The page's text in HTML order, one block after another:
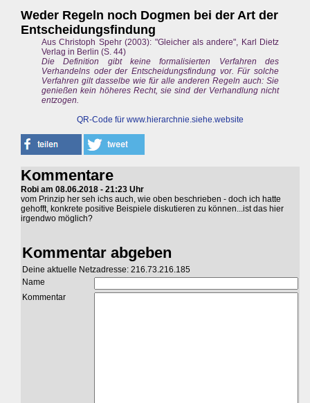
Weder Regeln noch Dogmen bei der Art der
Entscheidungsfindung
Aus Christoph Spehr (2003): "Gleicher als andere", Karl Dietz
Verlag in Berlin (S. 44)
Die Definition gibt keine formalisierten Verfahren des
Verhandelns oder der Entscheidungsfindung vor. Für solche
Verfahren gilt dasselbe wie für alle anderen Regeln auch: Sie
genießen kein höheres Recht, sie sind der Verhandlung nicht
entzogen.
QR-Code fürwww.hierarchnie.siehe.website
Kommentare
Robi am 08.06.2018 - 21:23 Uhr
vom Prinzip her seh ichs auch, wie oben beschrieben - doch ich hatte
gehofft, konkrete positive Beispiele diskutieren zu können...ist das hier
irgendwo möglich?
Kommentar abgeben
Deine aktuelle Netzadresse: 216.73.216.185
Name
Kommentar